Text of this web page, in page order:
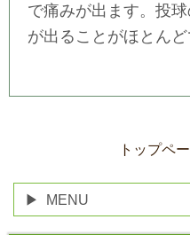
で痛みが出ます。投
が出ることがほとんど
トップペ
MENU